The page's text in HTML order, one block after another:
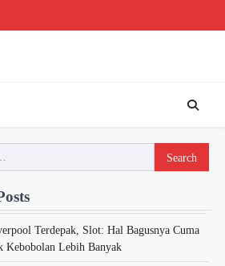
Terdepak, Slot: Hal Bagusnya Cuma
Kebobolan Lebih Banyak